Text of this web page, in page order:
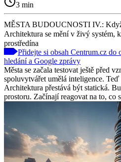
3 min
MĚSTA BUDOUCNOSTI IV.:
Architektura se mění v živý systém,
prostředína
Přidejte si obsah Centrum.cz
hledání a Google zprávy
Města se začala testovat ještě před
spoluvytvářet umělá inteligence.
Architektura přestává být statická.
prostoru. Začínají reagovat na to, co